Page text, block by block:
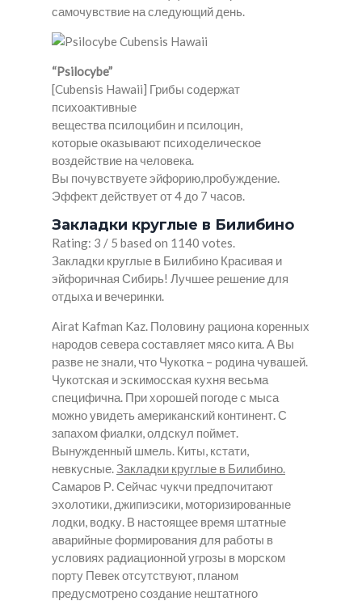
самочувствие на следующий день.
“Psilocybe”
[Cubensis Hawaii] Грибы содержат
психоактивные
вещества псилоцибин и псилоцин,
которые оказывают психоделическое
воздействие на человека.
Вы почувствуете эйфорию,пробуждение.
Эффект действует от 4 до 7 часов.
Закладки круглые в Билибино
Rating: 3 / 5 based on 1140 votes.
Закладки круглые в Билибино Красивая и
эйфоричная Сибирь! Лучшее решение для
отдыха и вечеринки.
Airat Kafman Kaz. Половину рациона коренных
народов севера составляет мясо кита. А Вы
разве не знали, что Чукотка – родина чувашей.
Чукотская и эскимосская кухня весьма
специфична. При хорошей погоде с мыса
можно увидеть американский континент. С
запахом фиалки, олдскул поймет.
Вынужденный шмель. Киты, кстати,
невкусные.Закладки круглые в Билибино.
Самаров Р. Сейчас чукчи предпочитают
эхолотики, джипиэсики, моторизированные
лодки, водку. В настоящее время штатные
аварийные формирования для работы в
условиях радиационной угрозы в морском
порту Певек отсутствуют, планом
предусмотрено создание нештатного